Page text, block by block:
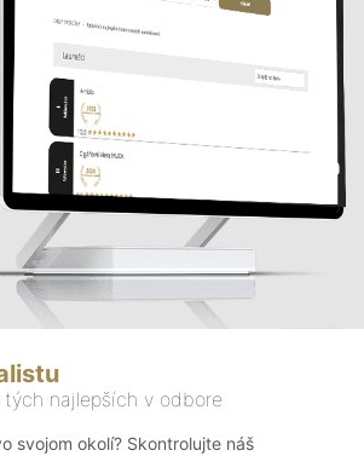
najlepších v odbore
svojom okolí? Skontrolujte náš